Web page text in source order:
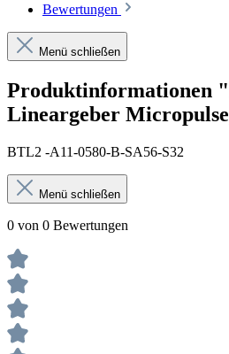
Bewertungen
Menü schließen
Produktinformationen
Lineargeber
BTL2 -A11-0580-B-SA56-S32
Menü schließen
0 von 0 Bewertungen